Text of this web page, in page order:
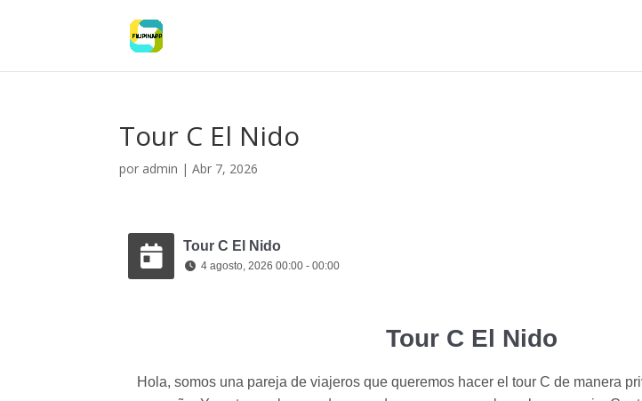
Tour C El Nido
por admin |Abr 7, 2026
Tour C El Nido
4 agosto, 2026 00:00 - 00:00
Tour C El Nido
Hola, somos una pareja de viajeros que queremos hacer el tour C de manera